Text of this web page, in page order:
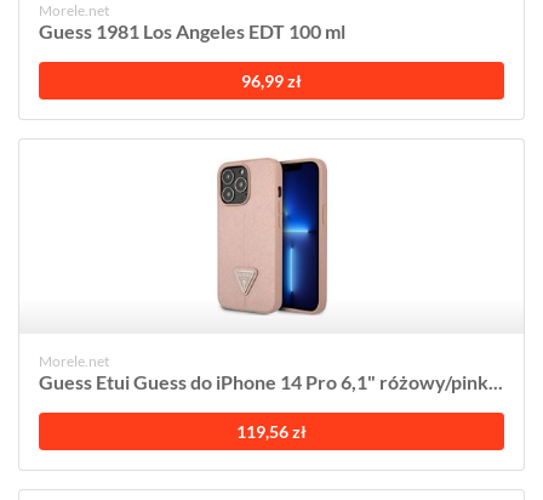
Morele.net
Guess 1981 Los Angeles EDT 100 ml
96,99 zł
Morele.net
Guess Etui Guess do iPhone 14 Pro 6,1" różowy/pink...
119,56 zł